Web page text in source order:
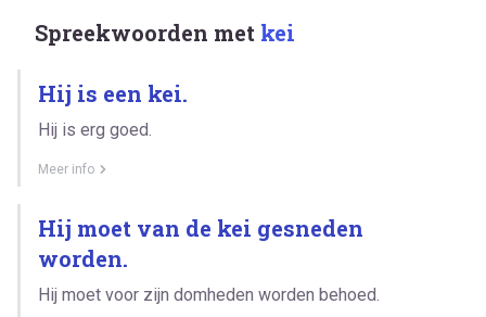
Spreekwoorden met kei
Hij is een kei.
Hij is erg goed.
Meer info
Hij moet van de kei gesneden
worden.
Hij moet voor zijn domheden worden behoed.